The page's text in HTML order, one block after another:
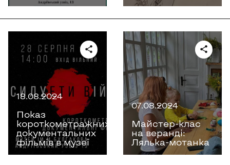
18.08.2024
Показ
короткометражних
документальних
фільмів в музеї
07.08.2024
Майстер-клас
на веранді:
Лялька-мотанка